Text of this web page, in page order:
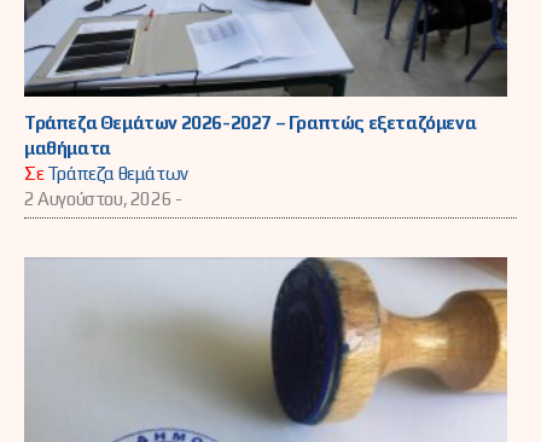
Τράπεζα Θεμάτων 2026-2027 – Γραπτώς εξεταζόμενα
μαθήματα
ΣεΤράπεζα θεμάτων
2 Αυγούστου, 2026 -